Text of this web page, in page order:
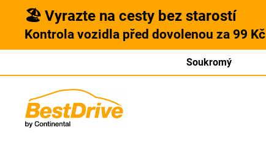
🏖️ Vyrazte na cesty bez starostí
Kontrola vozidla před dovolenou za 99 Kč
Soukromý